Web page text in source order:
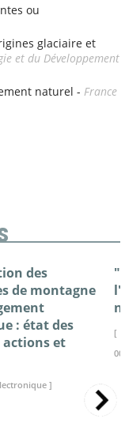
ou
glaciaire et
et du Développement
naturel - France
des
de montagne
: état des
actions et
]
[